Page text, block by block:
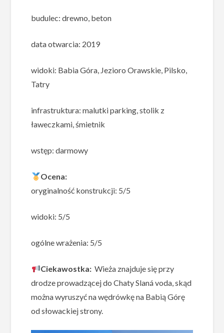
budulec: drewno, beton
data otwarcia: 2019
widoki: Babia Góra, Jezioro Orawskie, Pilsko,
Tatry
infrastruktura: malutki parking, stolik z
ławeczkami, śmietnik
wstęp: darmowy
Ocena:
oryginalność konstrukcji: 5/5
widoki: 5/5
ogólne wrażenia: 5/5
Ciekawostka:Wieża znajduje się przy
drodze prowadzącej do Chaty Slaná voda, skąd
można wyruszyć na wędrówkę na Babią Górę
od słowackiej strony.